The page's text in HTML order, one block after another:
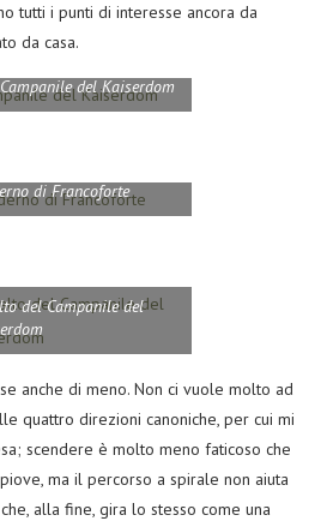
tutti i punti di interesse ancora da
da casa.
del Kaiserdom
di Francoforte
del Campanile del
anche di meno. Non ci vuole molto ad
quattro direzioni canoniche, per cui mi
scendere è molto meno faticoso che
ma il percorso a spirale non aiuta
alla fine, gira lo stesso come una